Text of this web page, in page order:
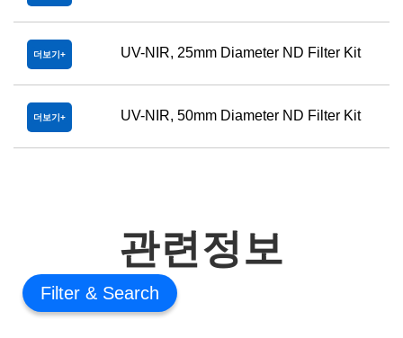
더보기 UV-NIR, 25mm Diameter ND Filter Kit
더보기 UV-NIR, 50mm Diameter ND Filter Kit
관련정보
Filter